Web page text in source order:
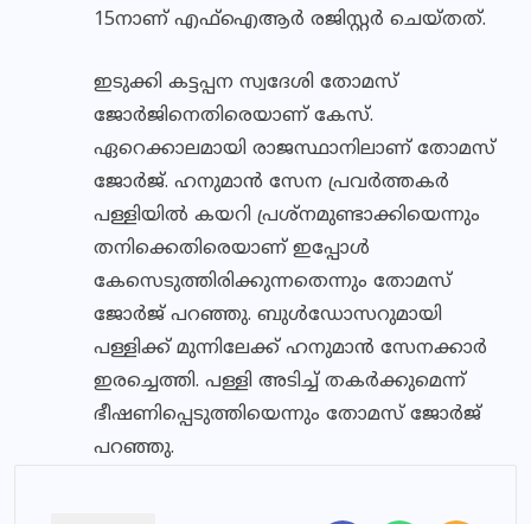
15നാണ് എഫ്‌ഐആര്‍ രജിസ്റ്റര്‍ ചെയ്തത്.
ഇടുക്കി കട്ടപ്പന സ്വദേശി തോമസ്
ജോര്‍ജിനെതിരെയാണ് കേസ്.
ഏറെക്കാലമായി രാജസ്ഥാനിലാണ് തോമസ്
ജോര്‍ജ്. ഹനുമാന്‍ സേന പ്രവര്‍ത്തകര്‍
പള്ളിയില്‍ കയറി പ്രശ്‌നമുണ്ടാക്കിയെന്നും
തനിക്കെതിരെയാണ് ഇപ്പോള്‍
കേസെടുത്തിരിക്കുന്നതെന്നും തോമസ്
ജോര്‍ജ് പറഞ്ഞു. ബുള്‍ഡോസറുമായി
പള്ളിക്ക് മുന്നിലേക്ക് ഹനുമാന്‍ സേനക്കാര്‍
ഇരച്ചെത്തി. പള്ളി അടിച്ച് തകര്‍ക്കുമെന്ന്
ഭീഷണിപ്പെടുത്തിയെന്നും തോമസ് ജോര്‍ജ്
പറഞ്ഞു.